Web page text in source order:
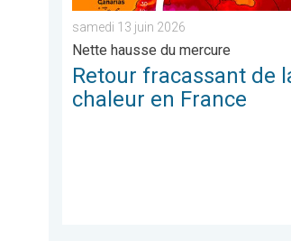
samedi 13 juin 2026
Nette hausse du mercure
Retour fracassant de
chaleur en France